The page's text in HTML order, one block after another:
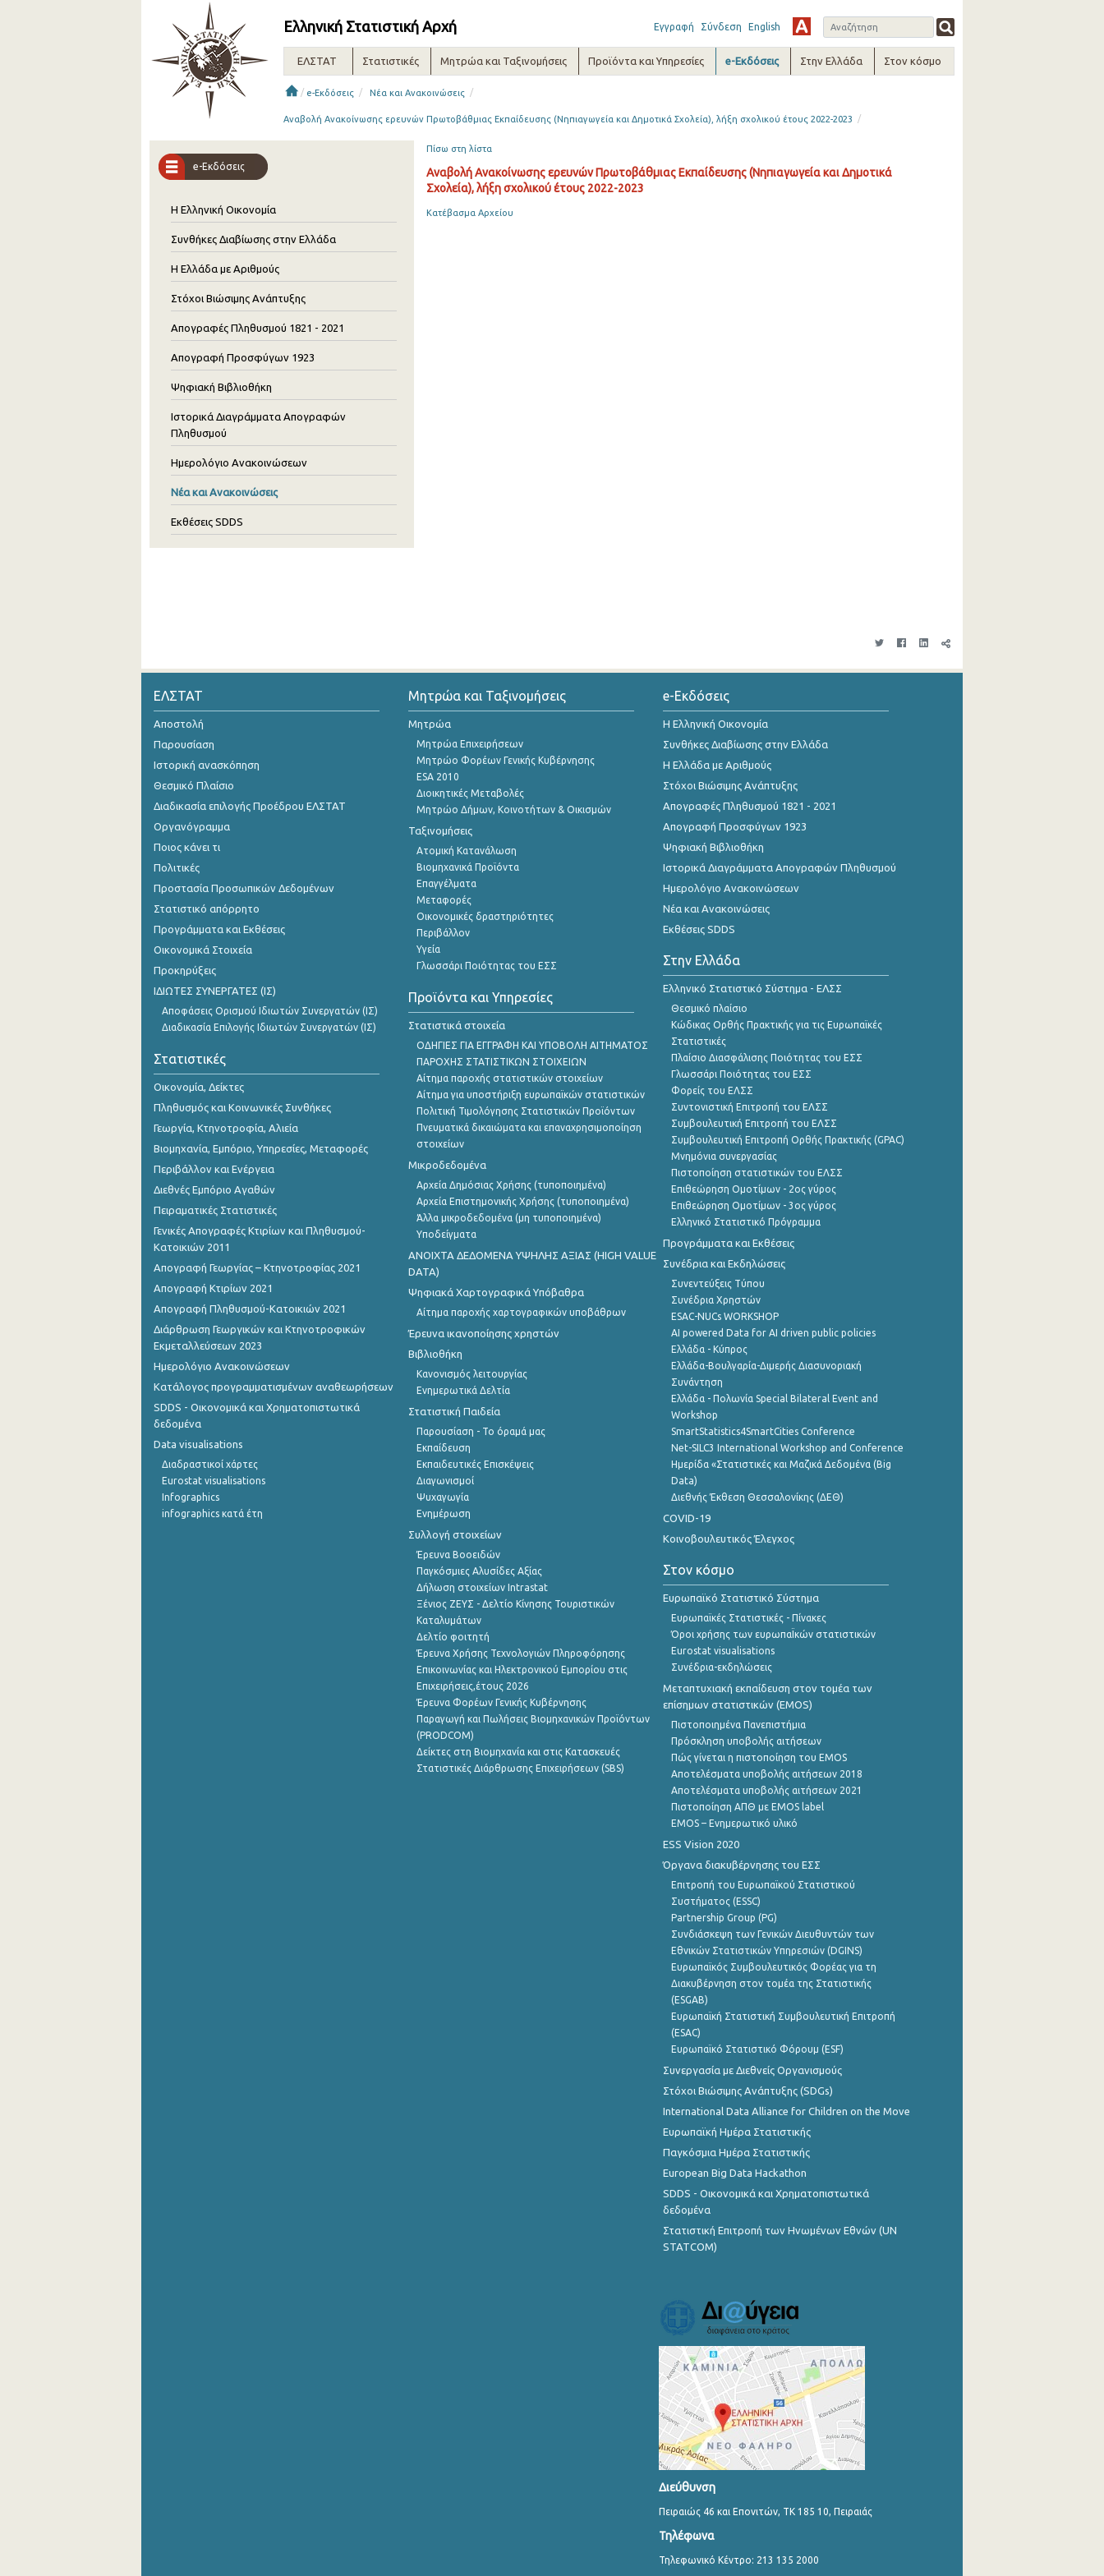
Ελληνική Στατιστική Αρχή Εγγραφή Σύνδεση English
ΕΛΣΤΑΤ Στατιστικές Μητρώα και Ταξινομήσεις Προϊόντα και Υπηρεσίες e-Εκδόσεις Στην Ελλάδα Στον κόσμο
/ e-Εκδόσεις / Νέα και Ανακοινώσεις /
Αναβολή Ανακοίνωσης ερευνών Πρωτοβάθμιας Εκπαίδευσης (Νηπιαγωγεία και Δημοτικά Σχολεία), λήξη σχολικού έτους 2022-2023 /
e-Εκδόσεις
Η Ελληνική Οικονομία
Συνθήκες Διαβίωσης στην Ελλάδα
Η Ελλάδα με Αριθμούς
Στόχοι Βιώσιμης Ανάπτυξης
Απογραφές Πληθυσμού 1821 - 2021
Απογραφή Προσφύγων 1923
Ψηφιακή Βιβλιοθήκη
Ιστορικά Διαγράμματα Απογραφών
Πληθυσμού
Ημερολόγιο Ανακοινώσεων
Νέα και Ανακοινώσεις
Εκθέσεις SDDS
Πίσω στη λίστα
Αναβολή Ανακοίνωσης ερευνών Πρωτοβάθμιας Εκπαίδευσης (Νηπιαγωγεία και Δημοτικά
Σχολεία), λήξη σχολικού έτους 2022-2023
Κατέβασμα Αρχείου
ΕΛΣΤΑΤ
Αποστολή
Παρουσίαση
Ιστορική ανασκόπηση
Θεσμικό Πλαίσιο
Διαδικασία επιλογής Προέδρου ΕΛΣΤΑΤ
Οργανόγραμμα
Ποιος κάνει τι
Πολιτικές
Προστασία Προσωπικών Δεδομένων
Στατιστικό απόρρητο
Προγράμματα και Εκθέσεις
Οικονομικά Στοιχεία
Προκηρύξεις
ΙΔΙΩΤΕΣ ΣΥΝΕΡΓΑΤΕΣ (ΙΣ)
Αποφάσεις Ορισμού Ιδιωτών Συνεργατών (ΙΣ)
Διαδικασία Επιλογής Ιδιωτών Συνεργατών (ΙΣ)
Στατιστικές
Οικονομία, Δείκτες
Πληθυσμός και Κοινωνικές Συνθήκες
Γεωργία, Κτηνοτροφία, Αλιεία
Βιομηχανία, Εμπόριο, Υπηρεσίες, Μεταφορές
Περιβάλλον και Ενέργεια
Διεθνές Εμπόριο Αγαθών
Πειραματικές Στατιστικές
Γενικές Απογραφές Κτιρίων και Πληθυσμού-
Κατοικιών 2011
Απογραφή Γεωργίας – Κτηνοτροφίας 2021
Απογραφή Κτιρίων 2021
Απογραφή Πληθυσμού-Κατοικιών 2021
Διάρθρωση Γεωργικών και Κτηνοτροφικών
Εκμεταλλεύσεων 2023
Ημερολόγιο Ανακοινώσεων
Κατάλογος προγραμματισμένων αναθεωρήσεων
SDDS - Οικονομικά και Χρηματοπιστωτικά
δεδομένα
Data visualisations
Διαδραστικοί χάρτες
Eurostat visualisations
Infographics
infographics κατά έτη
Μητρώα και Ταξινομήσεις
Μητρώα
Μητρώα Επιχειρήσεων
Μητρώο Φορέων Γενικής Κυβέρνησης
ESA 2010
Διοικητικές Μεταβολές
Μητρώο Δήμων, Κοινοτήτων & Οικισμών
Ταξινομήσεις
Ατομική Κατανάλωση
Βιομηχανικά Προϊόντα
Επαγγέλματα
Μεταφορές
Οικονομικές δραστηριότητες
Περιβάλλον
Υγεία
Γλωσσάρι Ποιότητας του ΕΣΣ
Προϊόντα και Υπηρεσίες
Στατιστικά στοιχεία
ΟΔΗΓΙΕΣ ΓΙΑ ΕΓΓΡΑΦΗ ΚΑΙ ΥΠΟΒΟΛΗ ΑΙΤΗΜΑΤΟΣ
ΠΑΡΟΧΗΣ ΣΤΑΤΙΣΤΙΚΩΝ ΣΤΟΙΧΕΙΩΝ
Αίτημα παροχής στατιστικών στοιχείων
Αίτημα για υποστήριξη ευρωπαϊκών στατιστικών
Πολιτική Τιμολόγησης Στατιστικών Προϊόντων
Πνευματικά δικαιώματα και επαναχρησιμοποίηση
στοιχείων
Μικροδεδομένα
Αρχεία Δημόσιας Χρήσης (τυποποιημένα)
Αρχεία Επιστημονικής Χρήσης (τυποποιημένα)
Άλλα μικροδεδομένα (μη τυποποιημένα)
Υποδείγματα
ANOIXTA ΔΕΔΟΜΕΝΑ ΥΨΗΛΗΣ ΑΞΙΑΣ (HIGH VALUE
DATA)
Ψηφιακά Χαρτογραφικά Υπόβαθρα
Αίτημα παροχής χαρτογραφικών υποβάθρων
Έρευνα ικανοποίησης χρηστών
Βιβλιοθήκη
Κανονισμός λειτουργίας
Ενημερωτικά Δελτία
Στατιστική Παιδεία
Παρουσίαση - Το όραμά μας
Εκπαίδευση
Εκπαιδευτικές Επισκέψεις
Διαγωνισμοί
Ψυχαγωγία
Ενημέρωση
Συλλογή στοιχείων
Έρευνα Βοοειδών
Παγκόσμιες Αλυσίδες Αξίας
Δήλωση στοιχείων Intrastat
Ξένιος ΖΕΥΣ - Δελτίο Κίνησης Τουριστικών
Καταλυμάτων
Δελτίο φοιτητή
Έρευνα Χρήσης Τεχνολογιών Πληροφόρησης
Επικοινωνίας και Ηλεκτρονικού Εμπορίου στις
Επιχειρήσεις,έτους 2026
Έρευνα Φορέων Γενικής Κυβέρνησης
Παραγωγή και Πωλήσεις Βιομηχανικών Προϊόντων
(PRODCOM)
Δείκτες στη Βιομηχανία και στις Κατασκευές
Στατιστικές Διάρθρωσης Επιχειρήσεων (SBS)
e-Εκδόσεις
Η Ελληνική Οικονομία
Συνθήκες Διαβίωσης στην Ελλάδα
Η Ελλάδα με Αριθμούς
Στόχοι Βιώσιμης Ανάπτυξης
Απογραφές Πληθυσμού 1821 - 2021
Απογραφή Προσφύγων 1923
Ψηφιακή Βιβλιοθήκη
Ιστορικά Διαγράμματα Απογραφών Πληθυσμού
Ημερολόγιο Ανακοινώσεων
Νέα και Ανακοινώσεις
Εκθέσεις SDDS
Στην Ελλάδα
Ελληνικό Στατιστικό Σύστημα - ΕΛΣΣ
Θεσμικό πλαίσιο
Κώδικας Ορθής Πρακτικής για τις Ευρωπαϊκές
Στατιστικές
Πλαίσιο Διασφάλισης Ποιότητας του ΕΣΣ
Γλωσσάρι Ποιότητας του ΕΣΣ
Φορείς του ΕΛΣΣ
Συντονιστική Επιτροπή του ΕΛΣΣ
Συμβουλευτική Επιτροπή του ΕΛΣΣ
Συμβουλευτική Επιτροπή Ορθής Πρακτικής (GPAC)
Μνημόνια συνεργασίας
Πιστοποίηση στατιστικών του ΕΛΣΣ
Επιθεώρηση Ομοτίμων - 2ος γύρος
Επιθεώρηση Ομοτίμων - 3ος γύρος
Ελληνικό Στατιστικό Πρόγραμμα
Προγράμματα και Εκθέσεις
Συνέδρια και Εκδηλώσεις
Συνεντεύξεις Τύπου
Συνέδρια Χρηστών
ESAC-NUCs WORKSHOP
AI powered Data for AI driven public policies
Ελλάδα - Κύπρος
Ελλάδα-Βουλγαρία-Διμερής Διασυνοριακή
Συνάντηση
Ελλάδα - Πολωνία Special Bilateral Event and
Workshop
SmartStatistics4SmartCities Conference
Net-SILC3 International Workshop and Conference
Ημερίδα «Στατιστικές και Μαζικά Δεδομένα (Big
Data)
Διεθνής Έκθεση Θεσσαλονίκης (ΔΕΘ)
COVID-19
Κοινοβουλευτικός Έλεγχος
Στον κόσμο
Ευρωπαϊκό Στατιστικό Σύστημα
Ευρωπαϊκές Στατιστικές - Πίνακες
Όροι χρήσης των ευρωπαΪκών στατιστικών
Eurostat visualisations
Συνέδρια-εκδηλώσεις
Μεταπτυχιακή εκπαίδευση στον τομέα των
επίσημων στατιστικών (EMOS)
Πιστοποιημένα Πανεπιστήμια
Πρόσκληση υποβολής αιτήσεων
Πώς γίνεται η πιστοποίηση του EMOS
Αποτελέσματα υποβολής αιτήσεων 2018
Αποτελέσματα υποβολής αιτήσεων 2021
Πιστοποίηση ΑΠΘ με EMOS label
EMOS – Ενημερωτικό υλικό
ESS Vision 2020
Όργανα διακυβέρνησης του ΕΣΣ
Επιτροπή του Ευρωπαϊκού Στατιστικού
Συστήματος (ESSC)
Partnership Group (PG)
Συνδιάσκεψη των Γενικών Διευθυντών των
Εθνικών Στατιστικών Υπηρεσιών (DGINS)
Ευρωπαϊκός Συμβουλευτικός Φορέας για τη
Διακυβέρνηση στον τομέα της Στατιστικής
(ESGAB)
Ευρωπαϊκή Στατιστική Συμβουλευτική Επιτροπή
(ESAC)
Ευρωπαϊκό Στατιστικό Φόρουμ (ESF)
Συνεργασία με Διεθνείς Οργανισμούς
Στόχοι Βιώσιμης Ανάπτυξης (SDGs)
International Data Alliance for Children on the Move
Ευρωπαϊκή Ημέρα Στατιστικής
Παγκόσμια Ημέρα Στατιστικής
European Big Data Hackathon
SDDS - Οικονομικά και Χρηματοπιστωτικά
δεδομένα
Στατιστική Επιτροπή των Ηνωμένων Εθνών (UN
STATCOM)
Διεύθυνση
Πειραιώς 46 και Επονιτών, ΤΚ 185 10, Πειραιάς
Τηλέφωνα
Τηλεφωνικό Κέντρο: 213 135 2000